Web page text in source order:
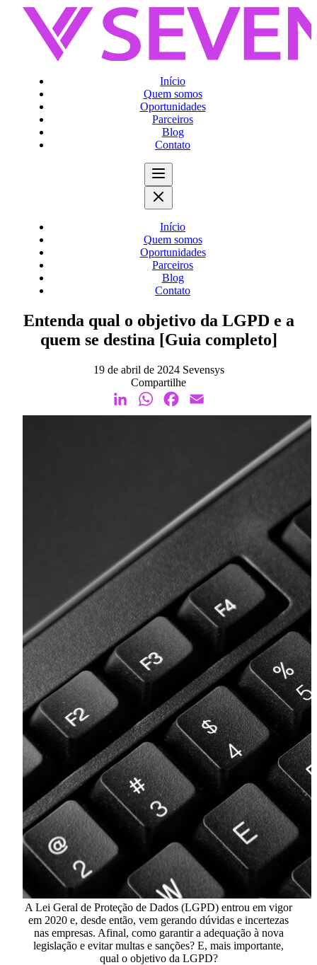
Início
Quem somos
Oportunidades
Parceiros
Blog
Contato
Início
Quem somos
Oportunidades
Parceiros
Blog
Contato
Entenda qual o objetivo da LGPD e a
quem se destina [Guia completo]
19 de abril de 2024 Sevensys
Compartilhe
LinkedInWhatsAppFacebook
A Lei Geral de Proteção de Dados (LGPD) entrou em vigor
em 2020 e, desde então, vem gerando dúvidas e incertezas
nas empresas. Afinal, como garantir a adequação à nova
legislação e evitar multas e sanções? E, mais importante,
qual o objetivo da LGPD?